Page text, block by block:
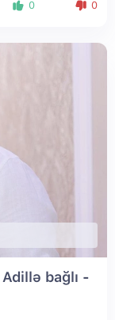
0 0
bağlı -